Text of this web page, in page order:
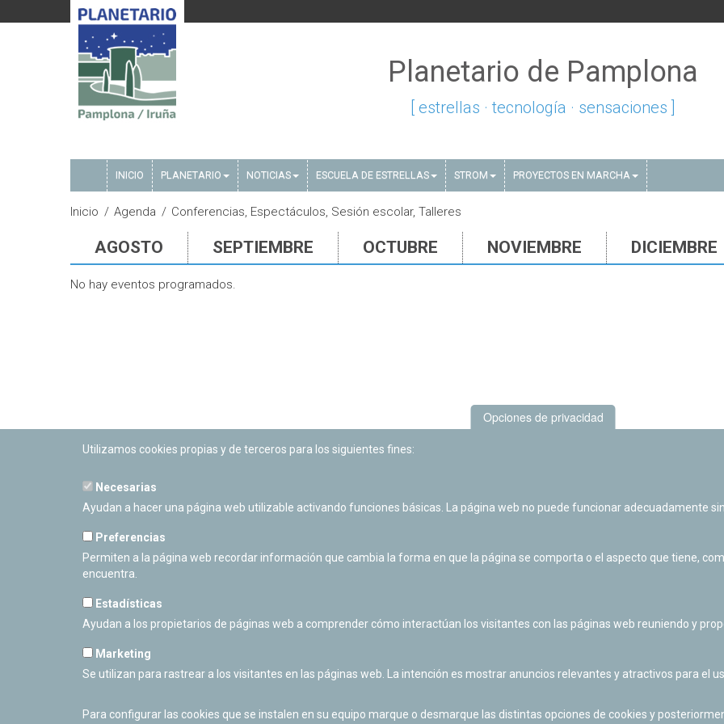
Planetario de Pamplona
[ estrellas · tecnología · sensaciones ]
INICIO PLANETARIO NOTICIAS ESCUELA DE ESTRELLAS STROM PROYECTOS EN MARCHA
Inicio Agenda Conferencias, Espectáculos, Sesión escolar, Talleres
AGOSTO SEPTIEMBRE OCTUBRE NOVIEMBRE DICIEMBRE
No hay eventos programados.
PLANETARIO DE PAMPLONA
Calle Sancho RamÃ­rez, s/n
Cerrado Temporalmente
Opciones de privacidad
Utilizamos cookies propias y de terceros para los siguientes fines:
Necesarias
Ayudan a hacer una página web utilizable activando funciones básicas. La página web no puede funcionar adecuadamente
Preferencias
Permiten a la página web recordar información que cambia la forma en que la página se comporta o el aspecto que tiene,
encuentra.
Estadísticas
Ayudan a los propietarios de páginas web a comprender cómo interactúan los visitantes con las páginas web reuniendo y
Marketing
Se utilizan para rastrear a los visitantes en las páginas web. La intención es mostrar anuncios relevantes y atractivos para el
Para configurar las cookies que se instalen en su equipo marque o desmarque las distintas opciones de cookies y